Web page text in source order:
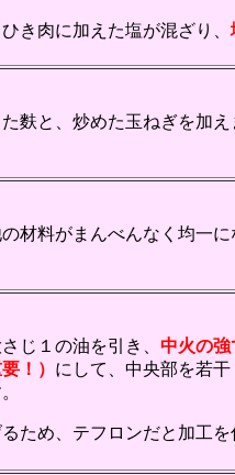
き肉に加えた塩が混ざり、
麩と、炒めた玉ねぎを加え
材料がまんべんなく均一
じ１の油を引き、 中火の強
！） にして、中央部を若
ため、テフロンだと加工